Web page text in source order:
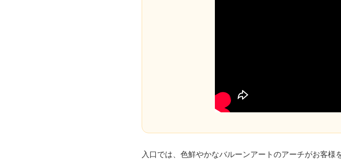
入口では、色鮮やかなバルーンアートのアーチがお客